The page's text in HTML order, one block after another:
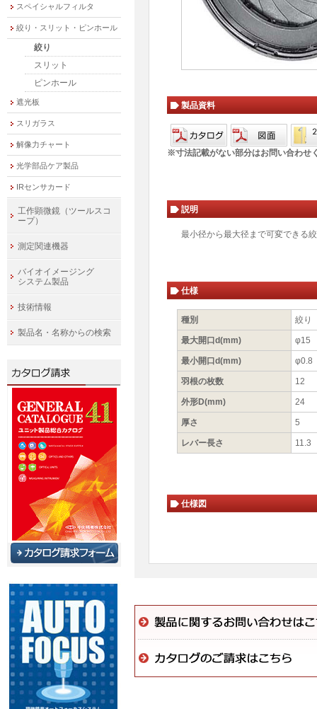
製品資料
※寸法記載がない部分はお問い合わせ
説明
最小径から最大径まで可変できる
仕様
種別 絞り
最大開口d(mm) φ15
最小開口d(mm) φ0.8
羽根の枚数 12
外形D(mm) 24
厚さ 5
レバー長さ 11.3
仕様図
スペイシャルフィルタ
絞り・スリット・ピンホール
絞り
スリット
ピンホール
遮光板
スリガラス
解像力チャート
光学部品ケア製品
IRセンサカード
工作顕微鏡（ツールスコ
ープ）
測定関連機器
バイオイメージング
システム製品
技術情報
製品名・名称からの検索